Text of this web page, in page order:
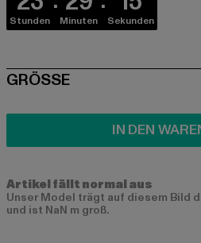
Stunden Minuten Sekunden
SIZE
GRÖSSE
IN DEN
Artikel fällt normal aus
Unser Model trägt auf diesem Bild
und ist NaN m groß.